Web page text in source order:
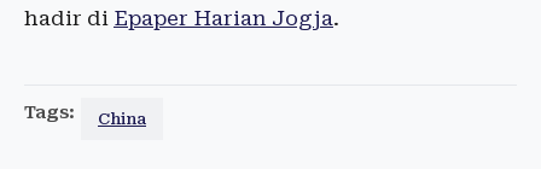
hadir di Epaper Harian Jogja.
Tags: China